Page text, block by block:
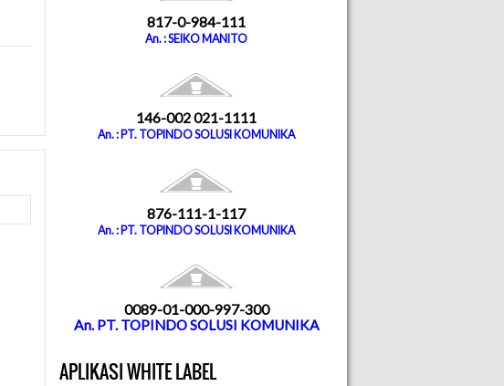
817-0-984-111
An. : SEIKO MANITO
146-002 021-1111
An. : PT. TOPINDO SOLUSI KOMUNIKA
876-111-1-117
An. : PT. TOPINDO SOLUSI KOMUNIKA
0089-01-000-997-300
An. PT. TOPINDO SOLUSI KOMUNIKA
APLIKASI WHITE LABEL